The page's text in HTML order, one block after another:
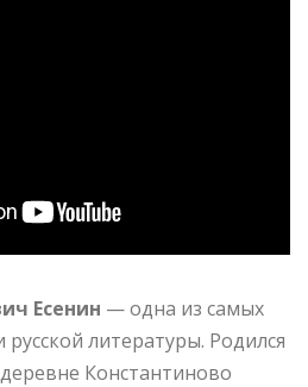
Есенин — одна из самых
литературы. Родился
Константиново